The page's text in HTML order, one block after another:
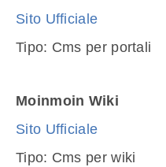
Sito Ufficiale
Tipo: Cms per portali
Moinmoin Wiki
Sito Ufficiale
Tipo: Cms per wiki